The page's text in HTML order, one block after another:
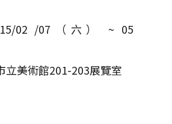
02 /07（六） ~ 05
立美術館201-203展覽室